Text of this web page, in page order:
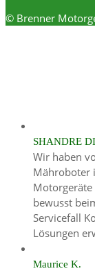
© Brenner
SHANDRE
Wir haben
Mähroboter
bewusst
Servicefall
Lösungen
Maurice K.